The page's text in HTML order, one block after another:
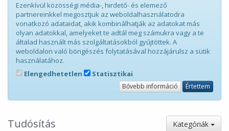
Ezenkívül közösségi média-, hirdető- és elemező
partnereinkkel megosztjuk az weboldalhasználatodra
vonatkozó adataidat, akik kombinálhatják az adatokat más
olyan adatokkal, amelyeket te adtál meg számukra vagy a te
általad használt más szolgáltatásokból gyűjtöttek. A
weboldalon való böngészés folytatásával hozzájárulsz a sütik
használatához.
Elengedhetetlen
Statisztikai
Bővebb információ Értettem
Tudósítás Kategóriák